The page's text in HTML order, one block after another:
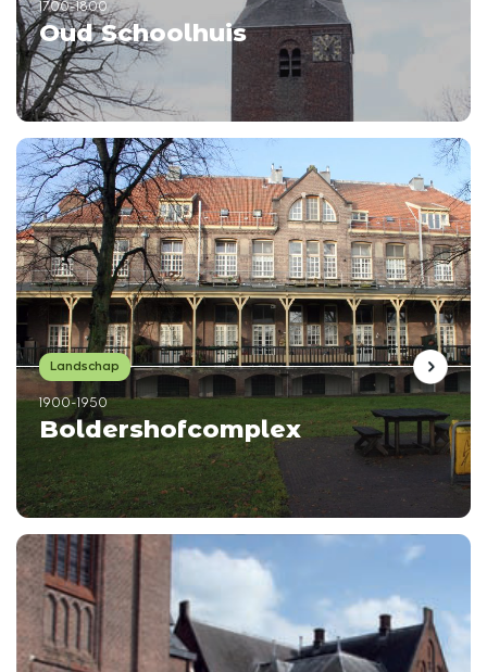
1700-1800
Oud Schoolhuis
Landschap
1900-1950
Boldershofcomplex